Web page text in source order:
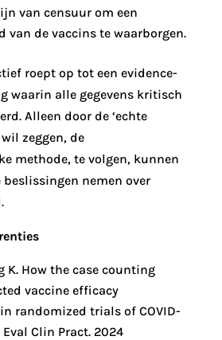
van censuur om een
van de vaccins te waarborgen.
roept op tot een evidence-
waarin alle gegevens kritisch
Alleen door de ‘echte
zeggen, de
methode, te volgen, kunnen
beslissingen nemen over
K. How the case counting
vaccine efficacy
randomized trials of COVID-
Eval Clin Pract. 2024